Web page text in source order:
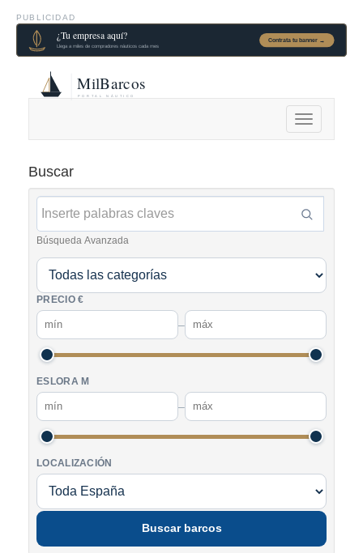
PUBLICIDAD
Alternar
navegación
Buscar
Búsqueda Avanzada
PRECIO €
–
ESLORA M
–
LOCALIZACIÓN
Buscar barcos